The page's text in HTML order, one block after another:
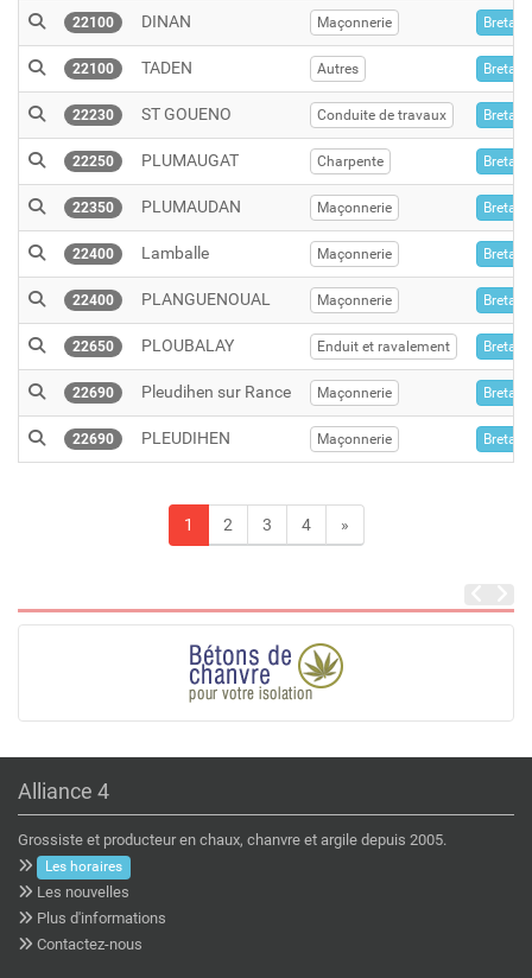
22100 DINAN Maçonnerie
22100 TADEN Autres
22230 ST GOUENO Conduite de travaux
22250 PLUMAUGAT Charpente
22350 PLUMAUDAN Maçonnerie
22400 Lamballe Maçonnerie
22400 PLANGUENOUAL Maçonnerie
22650 PLOUBALAY Enduit et ravalement
22690 Pleudihen sur Rance Maçonnerie
22690 PLEUDIHEN Maçonnerie
1 2 3 4 »
Alliance 4
Grossiste et producteur en chaux, chanvre et argile depuis 2005.
Les horaires
Les nouvelles
Plus d'informations
Contactez-nous